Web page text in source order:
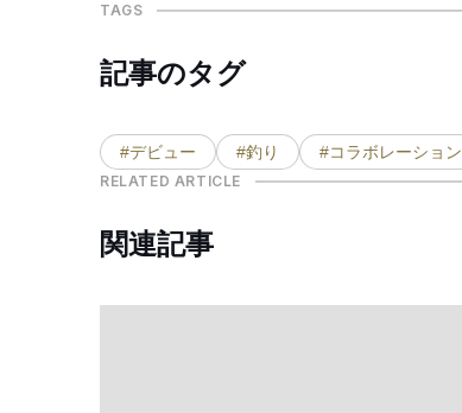
TAGS
記事のタグ
#デビュー #釣り #コラボレーション
RELATED ARTICLE
関連記事